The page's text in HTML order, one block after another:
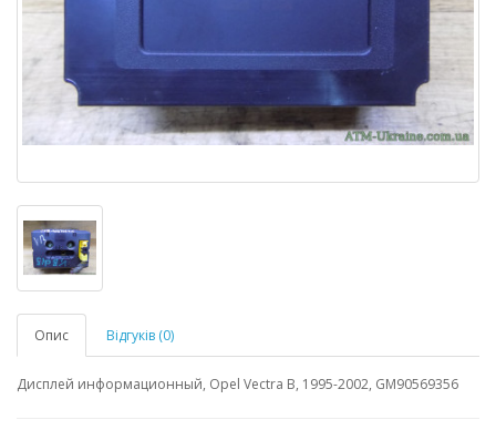
Опис Відгуків (0)
Дисплей информационный, Opel Vectra B, 1995-2002, GM90569356